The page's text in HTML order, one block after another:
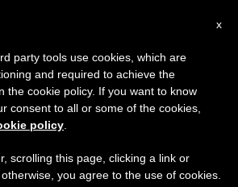
Fioravanti
x
party tools use cookies, which are
and required to achieve the
the cookie policy. If you want to know
consent to all or some of the cookies,
policy
scrolling this page, clicking a link or
you agree to the use of cookies.